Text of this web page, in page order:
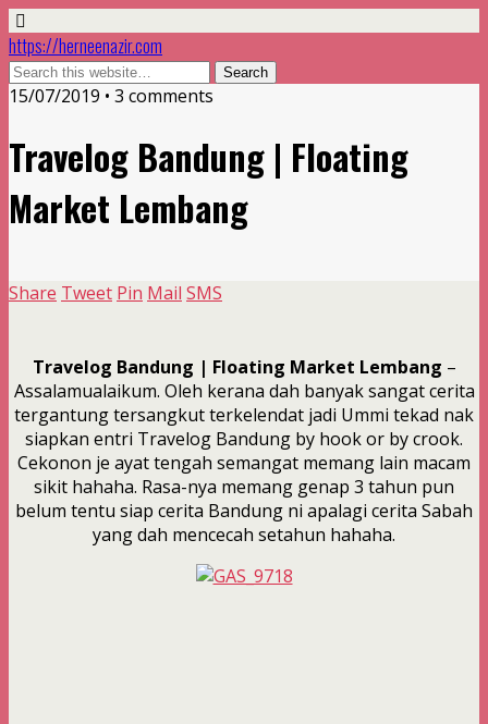
https://herneenazir.com
15/07/2019 • 3 comments
Travelog Bandung | Floating
Market Lembang
Share Tweet Pin Mail SMS
Travelog Bandung | Floating Market Lembang –
Assalamualaikum. Oleh kerana dah banyak sangat cerita
tergantung tersangkut terkelendat jadi Ummi tekad nak
siapkan entri Travelog Bandung by hook or by crook.
Cekonon je ayat tengah semangat memang lain macam
sikit hahaha. Rasa-nya memang genap 3 tahun pun
belum tentu siap cerita Bandung ni apalagi cerita Sabah
yang dah mencecah setahun hahaha.